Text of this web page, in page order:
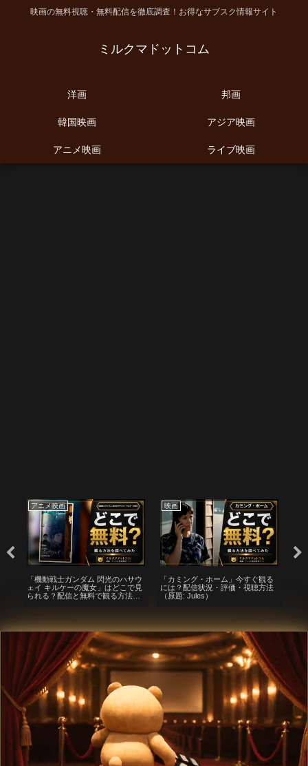
映画の無料視聴・無料配信を徹底調査！お得なサブスク情報サイト
ミルクマドットコム
洋画 邦画
韓国映画 アジア映画
アニメ映画 ライブ映画
アニメ映画
「機動戦士ガンダム 閃光のハサウ
ェイ キルケーの魔女」はどこで見
られる？配信と無料で観る方法ま
映画
「カミング・ホーム」今すぐ観る
には？配信状況・評価・視聴方法
（原題: Jules）